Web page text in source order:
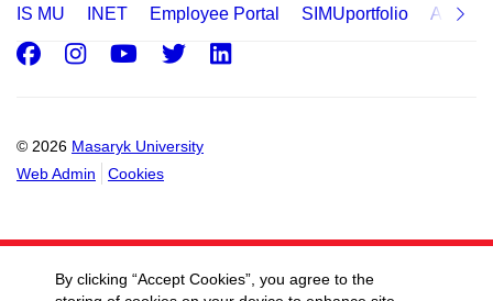
IS MU INET Employee Portal SIMUportfolio
© 2026 Masaryk University
Web Admin
Cookies
Facebook
Instagram
Youtube
Twitter
By clicking “Accept Cookies”, you agree to the